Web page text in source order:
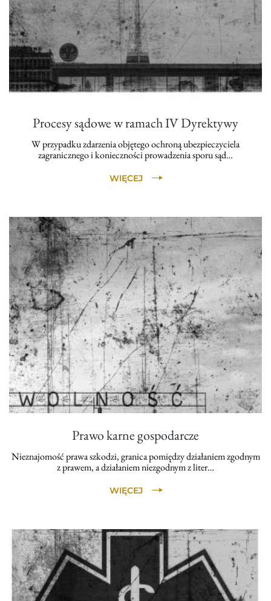
Procesy sądowe w ramach IV Dyrektywy
W przypadku zdarzenia objętego ochroną ubezpieczyciela
zagranicznego i konieczności prowadzenia sporu sąd…
WIĘCEJ
Prawo karne gospodarcze
Nieznajomość prawa szkodzi, granica pomiędzy działaniem zgodnym
z prawem, a działaniem niezgodnym z liter…
WIĘCEJ